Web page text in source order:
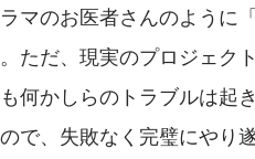
マのお医者さんのように
ただ、現実のプロジェク
何かしらのトラブルは起
で、失敗なく完璧にやり